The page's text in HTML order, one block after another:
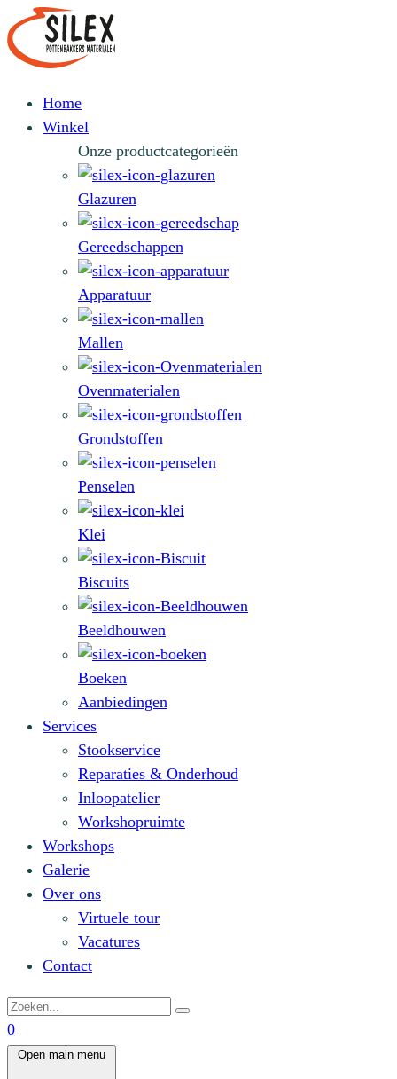
Home
Winkel
Onze productcategorieën
Glazuren
Gereedschappen
Apparatuur
Mallen
Ovenmaterialen
Grondstoffen
Penselen
Klei
Biscuits
Beeldhouwen
Boeken
Aanbiedingen
Services
Stookservice
Reparaties & Onderhoud
Inloopatelier
Workshopruimte
Workshops
Galerie
Over ons
Virtuele tour
Vacatures
Contact
0
Open main menu